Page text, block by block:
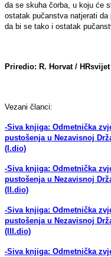
da se skuha čorba, u koju će
ostatak pučanstva natjerati da
da bi se tako i ostatak
Priredio: R. Horvat / HRsvijet
Vezani članci:
-Siva knjiga: Odmetnička
pustošenja u Nezavisnoj
(I.dio)
-Siva knjiga: Odmetnička
pustošenja u Nezavisnoj
(II.dio)
-Siva knjiga: Odmetnička
pustošenja u Nezavisnoj
(III.dio)
-Siva knjiga: Odmetnička